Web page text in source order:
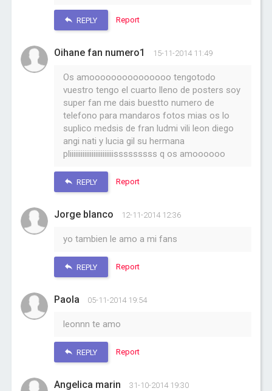
REPLY Report
Oihane fan numero1 15-11-2014 11:49
Os amooooooooooooooo tengotodo
vuestro tengo el cuarto lleno de posters soy
super fan me dais buestto numero de
telefono para mandaros fotos mias os lo
suplico medsis de fran ludmi vili leon diego
angi nati y lucia gil su hermana
pliiiiiiiiiiiiiiiiiiiiiiiisssssssss q os amoooooo
REPLY Report
Jorge blanco 12-11-2014 12:36
yo tambien le amo a mi fans
REPLY Report
Paola 05-11-2014 19:54
leonnn te amo
REPLY Report
Angelica marin 31-10-2014 19:30